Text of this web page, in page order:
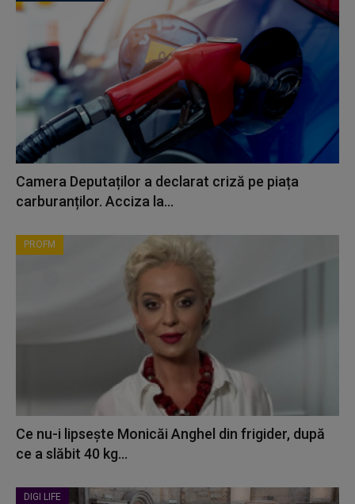
Camera Deputaților a declarat criză pe piața
carburanților. Acciza la...
PROFM
Ce nu-i lipsește Monicăi Anghel din frigider, după
ce a slăbit 40 kg...
DIGI LIFE